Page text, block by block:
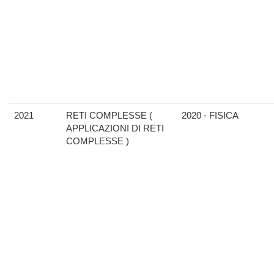
2021
RETI COMPLESSE (
APPLICAZIONI DI RETI
COMPLESSE )
2020 - FISICA